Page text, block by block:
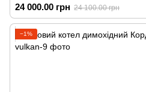
24 000.00 грн 24 100.00 грн
−1%